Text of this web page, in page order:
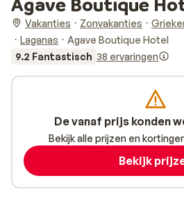
Vakanties Zonvakanties
Laganas
Agave Boutique Hotel
9.2 Fantastisch 38 ervaringen
De vanaf prijs konden
Bekijk alle prijzen en
Bekijk